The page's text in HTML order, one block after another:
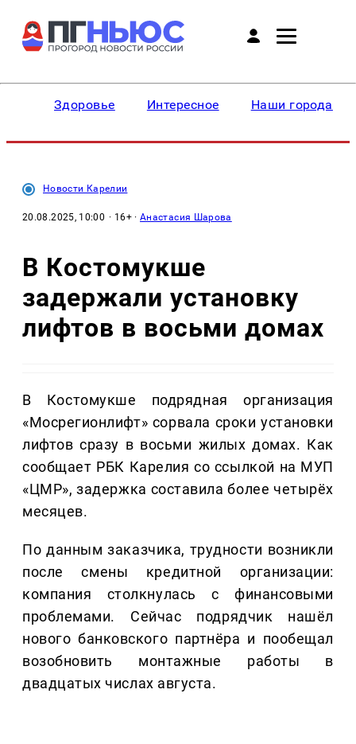
Здоровье Интересное Наши города
Новости Карелии
20.08.2025, 10:00 · 16+ ·Анастасия Шарова
В Костомукше
задержали установку
лифтов в восьми домах
В Костомукше подрядная организация
«Мосрегионлифт» сорвала сроки установки
лифтов сразу в восьми жилых домах. Как
сообщает РБК Карелия со ссылкой на МУП
«ЦМР», задержка составила более четырёх
месяцев.
По данным заказчика, трудности возникли
после смены кредитной организации:
компания столкнулась с финансовыми
проблемами. Сейчас подрядчик нашёл
нового банковского партнёра и пообещал
возобновить монтажные работы в
двадцатых числах августа.